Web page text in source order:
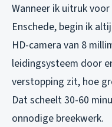
Wanneer ik uitruk
Enschede, begin ik
HD-camera van 8
leidingsysteem door
verstopping zit, hoe
Dat scheelt 30-60
onnodige breekwerk.